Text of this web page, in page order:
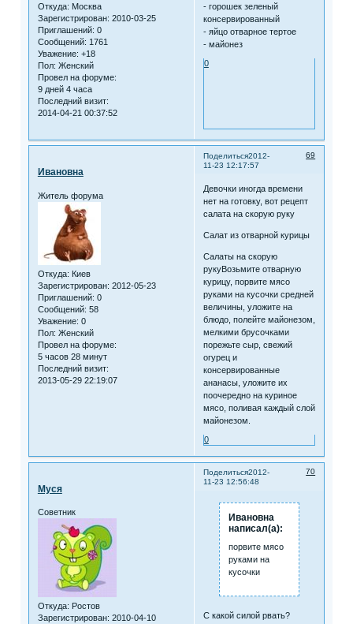
Откуда: Москва
Зарегистрирован: 2010-03-25
Приглашений: 0
Сообщений: 1761
Уважение: +18
Пол: Женский
Провел на форуме:
9 дней 4 часа
Последний визит:
2014-04-21 00:37:52
- горошек зеленый
консервированный
- яйцо отварное тертое
- майонез
0
Поделиться 69
2012-
11-23 12:17:57
Ивановна
Житель форума
Откуда: Киев
Зарегистрирован: 2012-05-23
Приглашений: 0
Сообщений: 58
Уважение: 0
Пол: Женский
Провел на форуме:
5 часов 28 минут
Последний визит:
2013-05-29 22:19:07
Девочки иногда времени
нет на готовку, вот рецепт
салата на скорую руку
Салат из отварной курицы
Салаты на скорую
рукуВозьмите отварную
курицу, порвите мясо
руками на кусочки средней
величины, уложите на
блюдо, полейте майонезом,
мелкими брусочками
порежьте сыр, свежий
огурец и
консервированные
ананасы, уложите их
поочередно на куриное
мясо, поливая каждый слой
майонезом.
0
Поделиться 70
2012-
11-23 12:56:48
Муся
Советник
Откуда: Ростов
Зарегистрирован: 2010-04-10
Ивановна
написал(а):
порвите мясо
руками на
кусочки
С какой силой рвать?